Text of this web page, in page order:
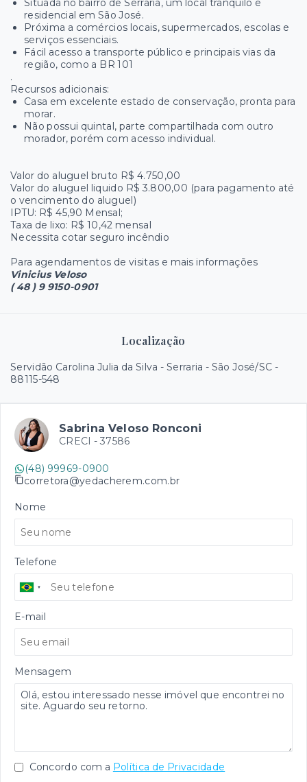
Situada no bairro de Serraria, um local tranquilo e
residencial em São José.
Próxima a comércios locais, supermercados, escolas e
serviços essenciais.
Fácil acesso a transporte público e principais vias da
região, como a BR 101
.
Recursos adicionais:
Casa em excelente estado de conservação, pronta para
morar.
Não possui quintal, parte compartilhada com outro
morador, porém com acesso individual.
Valor do aluguel bruto R$ 4.750,00
Valor do aluguel liquido R$ 3.800,00 (para pagamento até
o vencimento do aluguel)
IPTU: R$ 45,90 Mensal;
Taxa de lixo: R$ 10,42 mensal
Necessita cotar seguro incêndio
Para agendamentos de visitas e mais informações
Vinicius Veloso
( 48 ) 9 9150-0901
Localização
Servidão Carolina Julia da Silva - Serraria - São José/SC -
88115-548
Sabrina Veloso Ronconi
CRECI - 37586
(48) 99969-0900
corretora@yedacherem.com.br
Nome
Telefone
E-mail
Mensagem
Concordo com a Política de Privacidade